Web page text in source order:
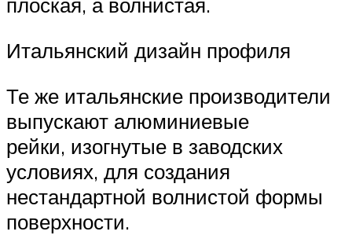
плоская, а волнистая.
Итальянский дизайн профиля
Те же итальянские производители
выпускают алюминиевые
рейки, изогнутые в заводских
условиях, для создания
нестандартной волнистой формы
поверхности.